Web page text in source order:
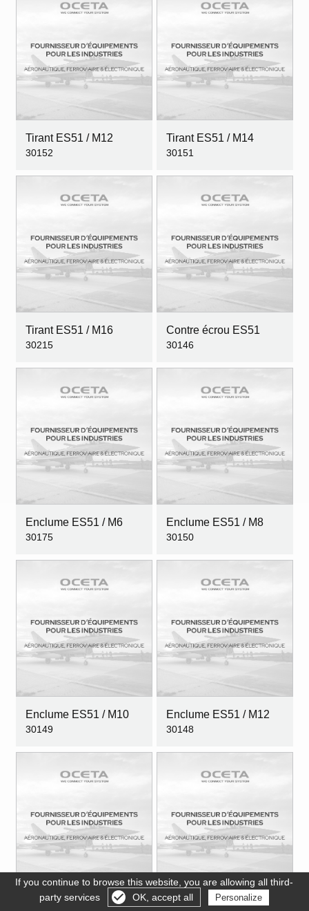
Tirant ES51 / M12
30152
Tirant ES51 / M14
30151
Tirant ES51 / M16
30215
Contre écrou ES51
30146
Enclume ES51 / M6
30175
Enclume ES51 / M8
30150
Enclume ES51 / M10
30149
Enclume ES51 / M12
30148
Enclume ES51 / M14 Enclume ES51 / M16Gérer les cookies
If you continue to browse this website, you are allowing all third-
party services
OK, accept all Personalize